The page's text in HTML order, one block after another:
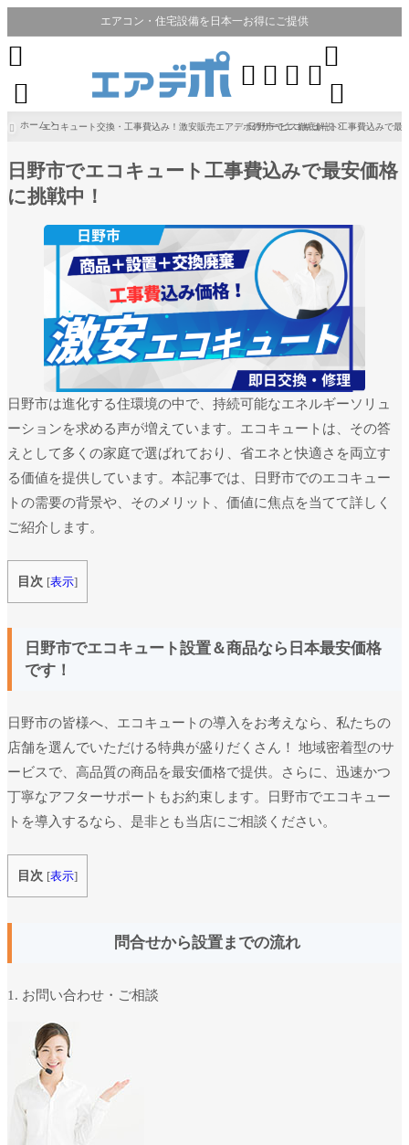
エアコン・住宅設備を日本一お得にご提供
   




 ホームエコキュート交換・工事費込み！激安販売エアデポのサービス徹底解説
日野市でエコキュート工事費込みで最
日野市でエコキュート工事費込みで最安価格
に挑戦中！
日野市は進化する住環境の中で、持続可能なエネルギーソリュ
ーションを求める声が増えています。エコキュートは、その答
えとして多くの家庭で選ばれており、省エネと快適さを両立す
る価値を提供しています。本記事では、日野市でのエコキュー
トの需要の背景や、そのメリット、価値に焦点を当てて詳しく
ご紹介します。
目次 [表示]
日野市でエコキュート設置＆商品なら日本最安価格
です！
日野市の皆様へ、エコキュートの導入をお考えなら、私たちの
店舗を選んでいただける特典が盛りだくさん！ 地域密着型のサ
ービスで、高品質の商品を最安価格で提供。さらに、迅速かつ
丁寧なアフターサポートもお約束します。日野市でエコキュー
トを導入するなら、是非とも当店にご相談ください。
目次 [表示]
問合せから設置までの流れ
1. お問い合わせ・ご相談